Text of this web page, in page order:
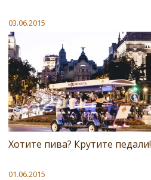
03.06.2015
Хотите пива? Крутите педали!
01.06.2015